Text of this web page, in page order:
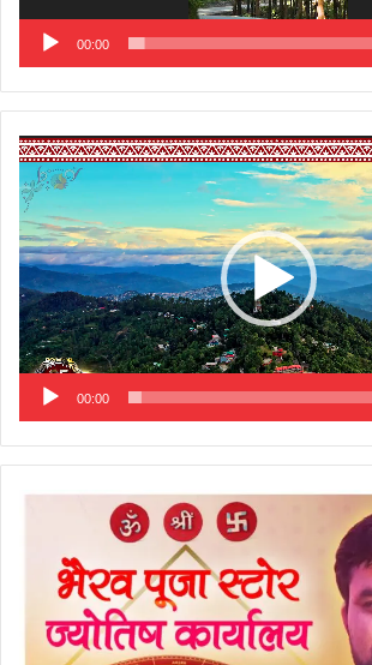
00:00
Video
Player
00:00